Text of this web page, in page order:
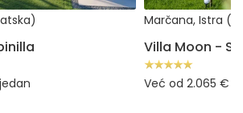
Marčana, Istra
Već od 2.065 € /